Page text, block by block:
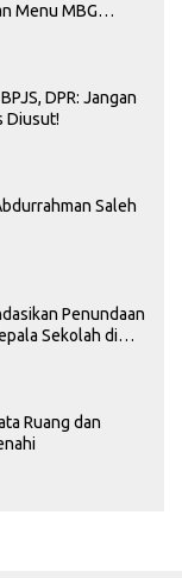
Menu MBG
DPR: Jangan
Diusut!
Saleh
Penundaan
Sekolah di
Ruang dan